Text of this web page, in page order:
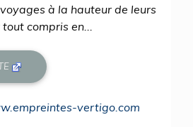
à la hauteur de leurs
compris en...
vertigo.com